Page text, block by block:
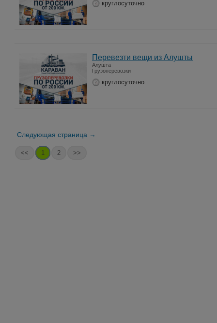
круглосуточно
Перевезти вещи из Алушты
Алушта
Грузоперевозки
круглосуточно
Следующая страница →
<< 1 2 >>